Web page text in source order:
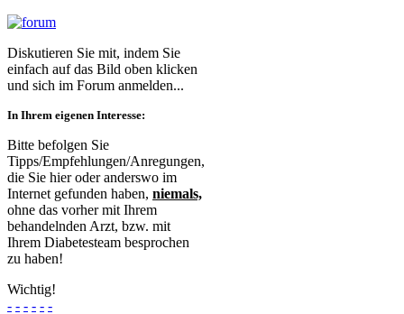
Diskutieren Sie mit, indem Sie
einfach auf das Bild oben klicken
und sich im Forum anmelden...
In Ihrem eigenen Interesse:
Bitte befolgen Sie
Tipps/Empfehlungen/Anregungen,
die Sie hier oder anderswo im
Internet gefunden haben, niemals,
ohne das vorher mit Ihrem
behandelnden Arzt, bzw. mit
Ihrem Diabetesteam besprochen
zu haben!
Wichtig!
- - - - - -